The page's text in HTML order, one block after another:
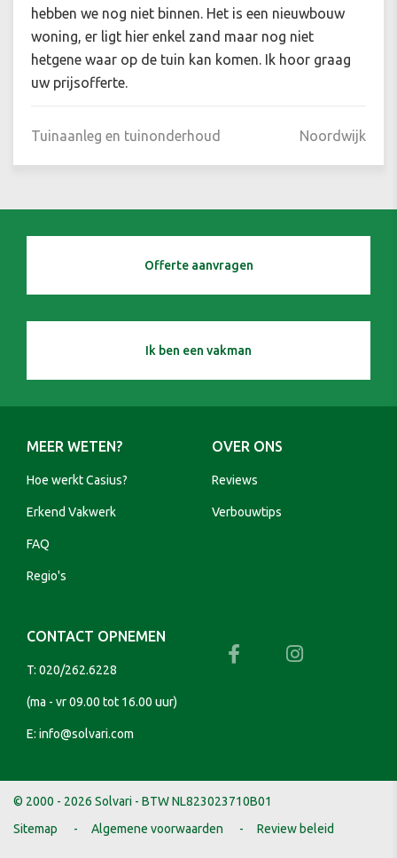
hebben we nog niet binnen. Het is een nieuwbouw
woning, er ligt hier enkel zand maar nog niet
hetgene waar op de tuin kan komen. Ik hoor graag
uw prijsofferte.
Tuinaanleg en tuinonderhoud Noordwijk
Offerte aanvragen
Ik ben een vakman
MEER WETEN?
Hoe werkt Casius?
Erkend Vakwerk
FAQ
Regio's
OVER ONS
Reviews
Verbouwtips
CONTACT OPNEMEN
T: 020/262.6228
(ma - vr 09.00 tot 16.00 uur)
E: info@solvari.com
© 2000 - 2026 Solvari - BTW NL823023710B01
Sitemap
Algemene voorwaarden Review beleid